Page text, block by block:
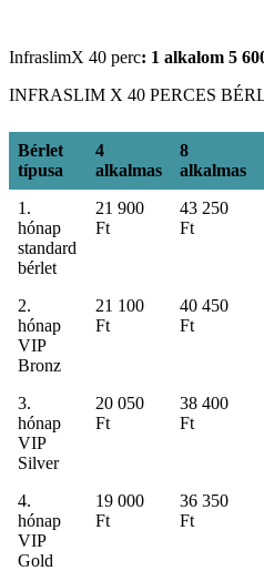
InfraslimX 40 perc: 1 alkalom 5
INFRASLIM X 40 PERCES
Bérlet
típusa
4
alkalmas
8
alkalmas
Bérlet
típusa
4
alkalmas
8
alkalmas
1.
hónap
standard
bérlet
21 900
Ft
43 250
Ft
2.
hónap
VIP
Bronz
21 100
Ft
40 450
Ft
3.
hónap
VIP
Silver
20 050
Ft
38 400
Ft
4.
hónap
VIP
Gold
19 000
Ft
36 350
Ft